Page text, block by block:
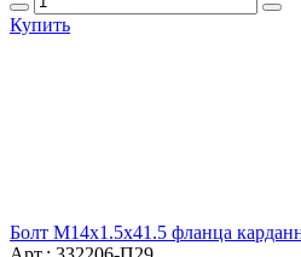
Купить
Болт М14х1.5х41.5 фланца